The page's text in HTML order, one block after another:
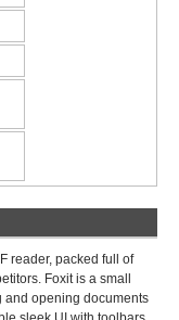
reader, packed full of
Foxit is a small
and opening documents